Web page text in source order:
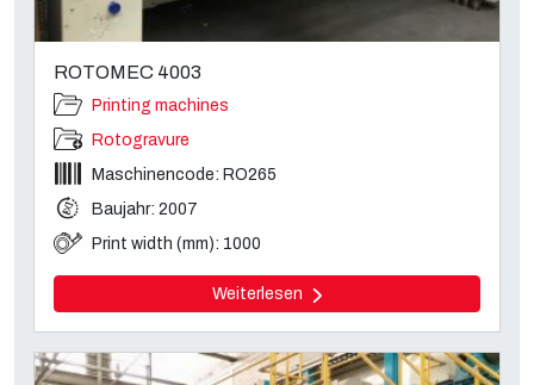
ROTOMEC 4003
Printing machines
Rotogravure
Maschinencode: RO265
Baujahr: 2007
Print width (mm): 1000
Weiterlesen